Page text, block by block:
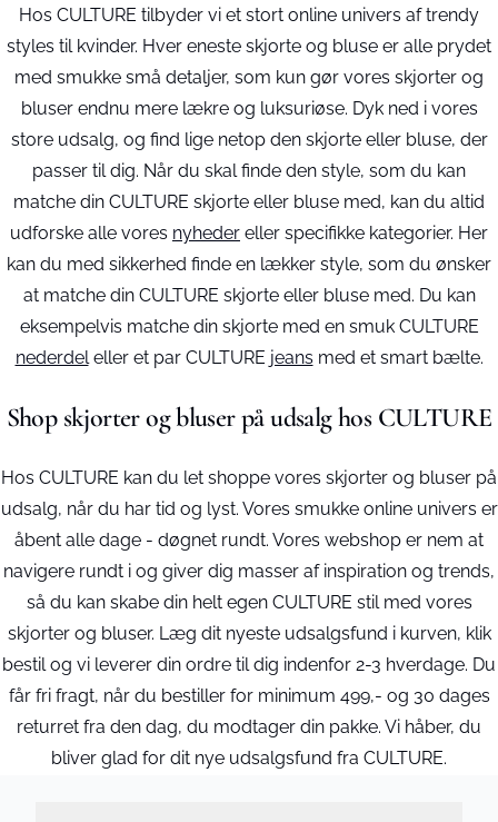
Hos CULTURE tilbyder vi et stort online univers af trendy
styles til kvinder. Hver eneste skjorte og bluse er alle prydet
med smukke små detaljer, som kun gør vores skjorter og
bluser endnu mere lækre og luksuriøse. Dyk ned i vores
store udsalg, og find lige netop den skjorte eller bluse, der
passer til dig. Når du skal finde den style, som du kan
matche din CULTURE skjorte eller bluse med, kan du altid
udforske alle vores nyheder eller specifikke kategorier. Her
kan du med sikkerhed finde en lækker style, som du ønsker
at matche din CULTURE skjorte eller bluse med. Du kan
eksempelvis matche din skjorte med en smuk CULTURE
nederdeleller et par CULTURE jeans med et smart bælte.
Shop skjorter og bluser på udsalg hos CULTURE
Hos CULTURE kan du let shoppe vores skjorter og bluser på
udsalg, når du har tid og lyst. Vores smukke online univers er
åbent alle dage - døgnet rundt. Vores webshop er nem at
navigere rundt i og giver dig masser af inspiration og trends,
så du kan skabe din helt egen CULTURE stil med vores
skjorter og bluser. Læg dit nyeste udsalgsfund i kurven, klik
bestil og vi leverer din ordre til dig indenfor 2-3 hverdage. Du
får fri fragt, når du bestiller for minimum 499,- og 30 dages
returret fra den dag, du modtager din pakke. Vi håber, du
bliver glad for dit nye udsalgsfund fra CULTURE.